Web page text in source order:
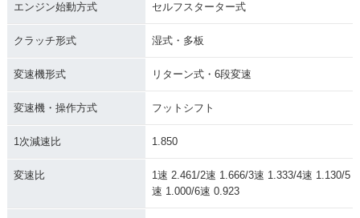
エンジン始動方式 セルフスターター式
クラッチ形式 湿式・多板
変速機形式 リターン式・6段変速
変速機・操作方式 フットシフト
1次減速比 1.850
変速比
1速 2.461/2速 1.666/3速 1.333/4速 1.130/5
速 1.000/6速 0.923